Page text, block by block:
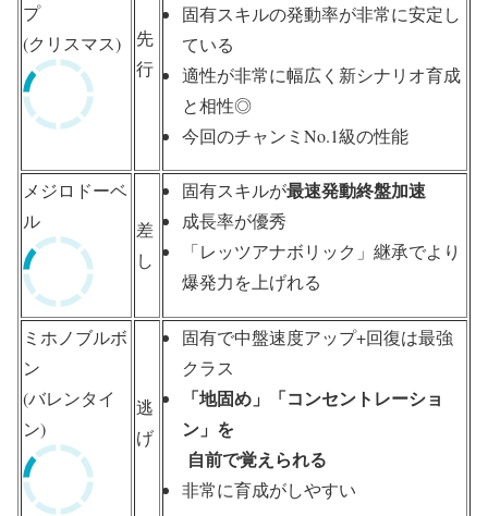
プ
(クリスマス)
先
行
固有スキルの発動率が非常に安定し
ている
適性が非常に幅広く新シナリオ育成
と相性◎
今回のチャンミNo.1級の性能
メジロドーベ
ル
差
し
固有スキルが最速発動終盤加速
成長率が優秀
「レッツアナボリック」継承でより
爆発力を上げれる
ミホノブルボ
ン
(バレンタイ
ン)
逃
げ
固有で中盤速度アップ+回復は最強
クラス
「地固め」「コンセントレーショ
ン」を
自前で覚えられる
非常に育成がしやすい